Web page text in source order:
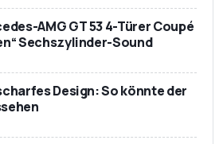
AMG GT 53 4-Türer Coupé
Sechszylinder-Sound
Design: So könnte der